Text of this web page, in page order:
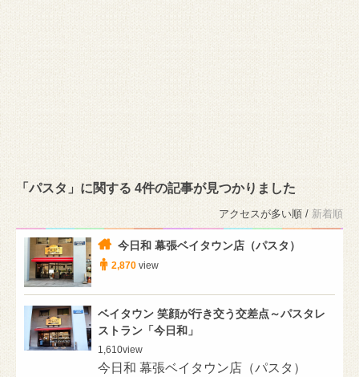
「パスタ」に関する 4件の記事が見つかりました
アクセスが多い順 / 新着順
今日和 幕張ベイタウン店（パスタ）
2,870 view
ベイタウン 笑顔が行き交う交差点～パスタレ
ストラン「今日和」
1,610view
今日和 幕張ベイタウン店（パスタ）